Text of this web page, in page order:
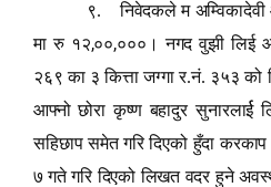
९. निवेदकले म
मा रु १२,००,०००। नगद वुझी लिई
२६९ का ३ कित्ता जग्गा र.नं. ३५३ को
आफ्नो छोरा कृष्ण बहादुर सुनारलार्ई
सहिछाप समेत गरि दिएको हुँदा
७ गते गरि दिएको लिखत वदर हुने